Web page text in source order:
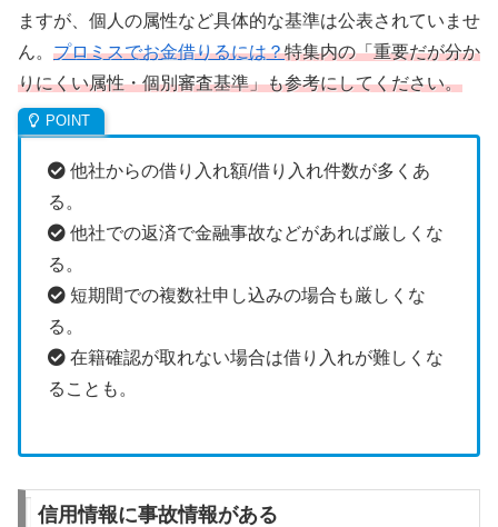
ますが、個人の属性など具体的な基準は公表されていませ
ん。 プロミスでお金借りるには？特集内の「重要だが分か
りにくい属性・個別審査基準」も参考にしてください。
他社からの借り入れ額/借り入れ件数が多くあ
る。
他社での返済で金融事故などがあれば厳しくな
る。
短期間での複数社申し込みの場合も厳しくな
る。
在籍確認が取れない場合は借り入れが難しくな
ることも。
信用情報に事故情報がある